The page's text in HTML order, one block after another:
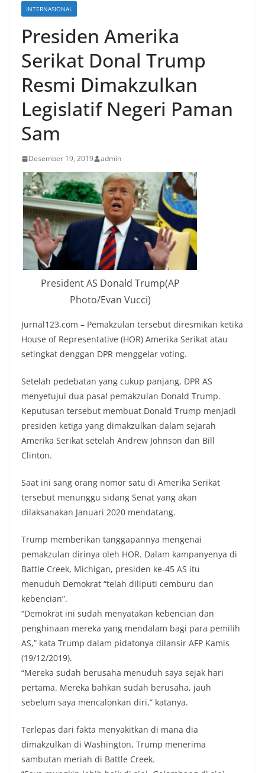
INTERNASIONAL
Presiden Amerika
Serikat Donal Trump
Resmi Dimakzulkan
Legislatif Negeri Paman
Sam
Desember 19, 2019 admin
President AS Donald Trump(AP
Photo/Evan Vucci)
Jurnal123.com – Pemakzulan tersebut diresmikan ketika
House of Representative (HOR) Amerika Serikat atau
setingkat denggan DPR menggelar voting.
Setelah pedebatan yang cukup panjang, DPR AS
menyetujui dua pasal pemakzulan Donald Trump.
Keputusan tersebut membuat Donald Trump menjadi
presiden ketiga yang dimakzulkan dalam sejarah
Amerika Serikat setelah Andrew Johnson dan Bill
Clinton.
Saat ini sang orang nomor satu di Amerika Serikat
tersebut menunggu sidang Senat yang akan
dilaksanakan Januari 2020 mendatang.
Trump memberikan tanggapannya mengenai
pemakzulan dirinya oleh HOR. Dalam kampanyenya di
Battle Creek, Michigan, presiden ke-45 AS itu
menuduh Demokrat “telah diliputi cemburu dan
kebencian”.
“Demokrat ini sudah menyatakan kebencian dan
penghinaan mereka yang mendalam bagi para pemilih
AS,” kata Trump dalam pidatonya dilansir AFP Kamis
(19/12/2019).
“Mereka sudah berusaha menuduh saya sejak hari
pertama. Mereka bahkan sudah berusaha, jauh
sebelum saya mencalonkan diri,” katanya.
Terlepas dari fakta menyakitkan di mana dia
dimakzulkan di Washington, Trump menerima
sambutan meriah di Battle Creek.